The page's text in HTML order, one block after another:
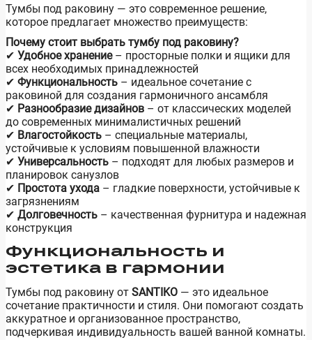
Тумбы под раковину — это современное решение,
которое предлагает множество преимуществ:
Почему стоит выбрать тумбу под раковину?
✔ Удобное хранение – просторные полки и ящики для
всех необходимых принадлежностей
✔ Функциональность – идеальное сочетание с
раковиной для создания гармоничного ансамбля
✔ Разнообразие дизайнов – от классических моделей
до современных минималистичных решений
✔ Влагостойкость – специальные материалы,
устойчивые к условиям повышенной влажности
✔ Универсальность – подходят для любых размеров и
планировок санузлов
✔ Простота ухода – гладкие поверхности, устойчивые к
загрязнениям
✔ Долговечность – качественная фурнитура и надежная
конструкция
Функциональность и
эстетика в гармонии
Тумбы под раковину от SANTIKO — это идеальное
сочетание практичности и стиля. Они помогают создать
аккуратное и организованное пространство,
подчеркивая индивидуальность вашей ванной комнаты.